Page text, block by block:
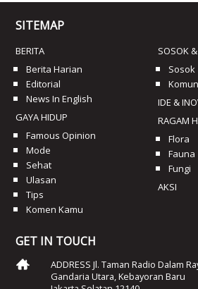
SITEMAP
BERITA
Berita Harian
Editorial
News In English
GAYA HIDUP
Famous Opinion
Mode
Sehat
Ulasan
Tips
Komen Kamu
SOSOK
Sosok
IDE &
RAGAM
Flora
Fauna
Fungi
AKSI
GET IN TOUCH
ADDRESS Jl. Taman Radio Dalam
Gandaria Utara, Kebayoran Baru